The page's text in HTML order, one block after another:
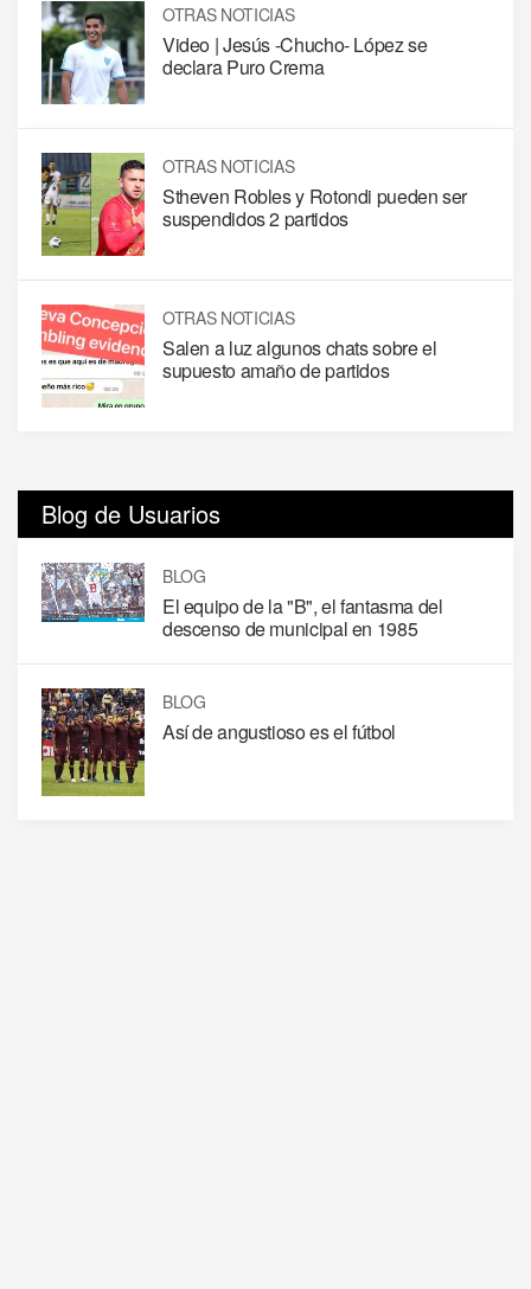
OTRAS NOTICIAS
Video | Jesús -Chucho- López se
declara Puro Crema
OTRAS NOTICIAS
Stheven Robles y Rotondi pueden ser
suspendidos 2 partidos
OTRAS NOTICIAS
Salen a luz algunos chats sobre el
supuesto amaño de partidos
Blog de Usuarios
BLOG
El equipo de la "B", el fantasma del
descenso de municipal en 1985
BLOG
Así de angustioso es el fútbol